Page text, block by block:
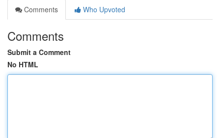
Comments
Who Upvoted
Comments
Submit a Comment
No HTML